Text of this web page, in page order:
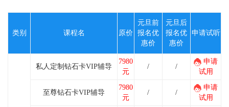
类别 课程名 原价
元旦前
报名优
惠价
元旦后
报名优
惠价
申请试听
私人定制钻石卡VIP辅导
7980
元
/ /
申请
试用
至尊钻石卡VIP辅导
7980
元
/ /
申请
试用